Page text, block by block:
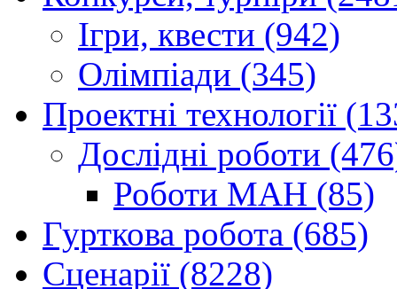
Ігри, квести (942)
Олімпіади (345)
Проектні технології
Дослідні роботи
Роботи МАН (85)
Гурткова робота (685)
Сценарії (8228)